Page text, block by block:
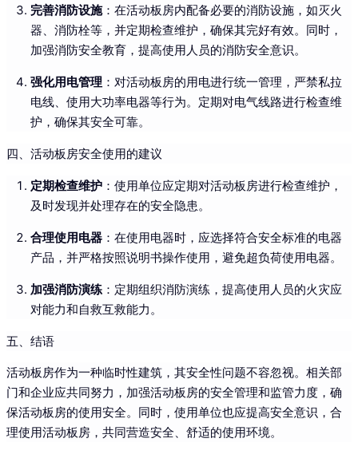
完善消防设施：在活动板房内配备必要的消防设施，如灭火
器、消防栓等，并定期检查维护，确保其完好有效。同时，
加强消防安全教育，提高使用人员的消防安全意识。
强化用电管理 ：对活动板房的用电进行统一管理，严禁私拉
电线、使用大功率电器等行为。定期对电气线路进行检查维
护，确保其安全可靠。
四、活动板房安全使用的建议
定期检查维护 ：使用单位应定期对活动板房进行检查维护，
及时发现并处理存在的安全隐患。
合理使用电器 ：在使用电器时，应选择符合安全标准的电器
产品，并严格按照说明书操作使用，避免超负荷使用电器。
加强消防演练 ：定期组织消防演练，提高使用人员的火灾应
对能力和自救互救能力。
五、结语
活动板房作为一种临时性建筑，其安全性问题不容忽视。相关部
门和企业应共同努力，加强活动板房的安全管理和监管力度，确
保活动板房的使用安全。同时，使用单位也应提高安全意识，合
理使用活动板房，共同营造安全、舒适的使用环境。